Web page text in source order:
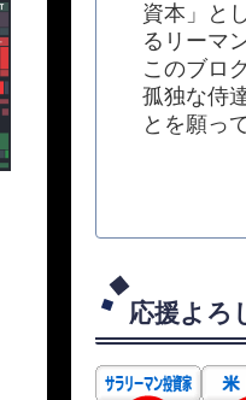
資本」と
るリーマ
このブロ
孤独な侍
とを願っ
応援よろ